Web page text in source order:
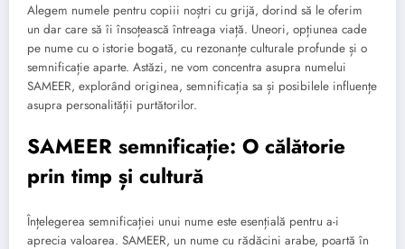
Alegem numele pentru copiii noștri cu grijă, dorind să le oferim
un dar care să îi însoțească întreaga viață. Uneori, opțiunea cade
pe nume cu o istorie bogată, cu rezonanțe culturale profunde și o
semnificație aparte. Astăzi, ne vom concentra asupra numelui
SAMEER, explorând originea, semnificația sa și posibilele influențe
asupra personalității purtătorilor.
SAMEER semnificație: O călătorie
prin timp și cultură
Înțelegerea semnificației unui nume este esențială pentru a-i
aprecia valoarea. SAMEER, un nume cu rădăcini arabe, poartă în